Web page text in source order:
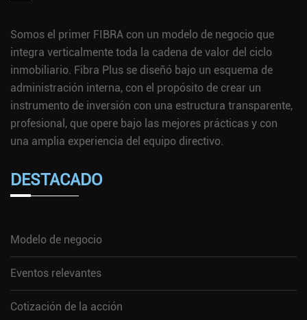
Somos el primer FIBRA con un modelo de negocio que
integra verticalmente toda la cadena de valor del ciclo
inmobiliario. Fibra Plus se diseñó bajo un esquema de
administración interna, con el propósito de crear un
instrumento de inversión con una estructura transparente,
profesional, que opere bajo las mejores prácticas y con
una amplia experiencia del equipo directivo.
DESTACADO
Modelo de negocio
Eventos relevantes
Cotización de la acción